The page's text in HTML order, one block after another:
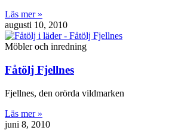
Läs mer »
augusti 10, 2010
Möbler och inredning
Fåtölj Fjellnes
Fjellnes, den orörda vildmarken
Läs mer »
juni 8, 2010